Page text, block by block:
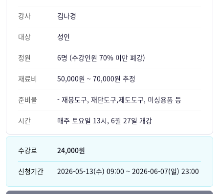
강사 김나경
대상 성인
정원 6명 (수강인원 70% 미만 폐강)
재료비 50,000원 ~ 70,000원 추정
준비물 - 재봉도구, 재단도구,제도도구, 미싱용품 등
시간 매주 토요일 13시, 6월 27일 개강
수강료 24,000원
신청기간 2026-05-13(수) 09:00 ~ 2026-06-07(일) 23:00